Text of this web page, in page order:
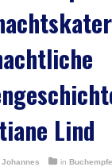
Lind
Johannes in